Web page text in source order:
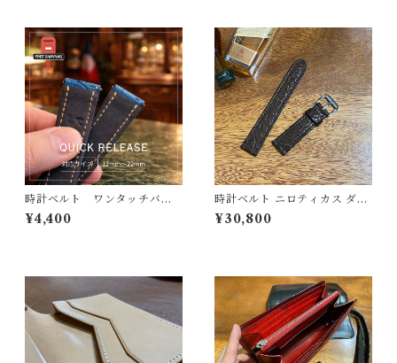
時計ベルト ワンタッチバネ
棒加工（持ち込み後加工）ア
ビエ仕様 クイックリリー
¥4,400
時計ベルト ニロティカス ダー
クブラウン（マット）丸腑 1
8mm-16mm 【スタンダー
¥30,800